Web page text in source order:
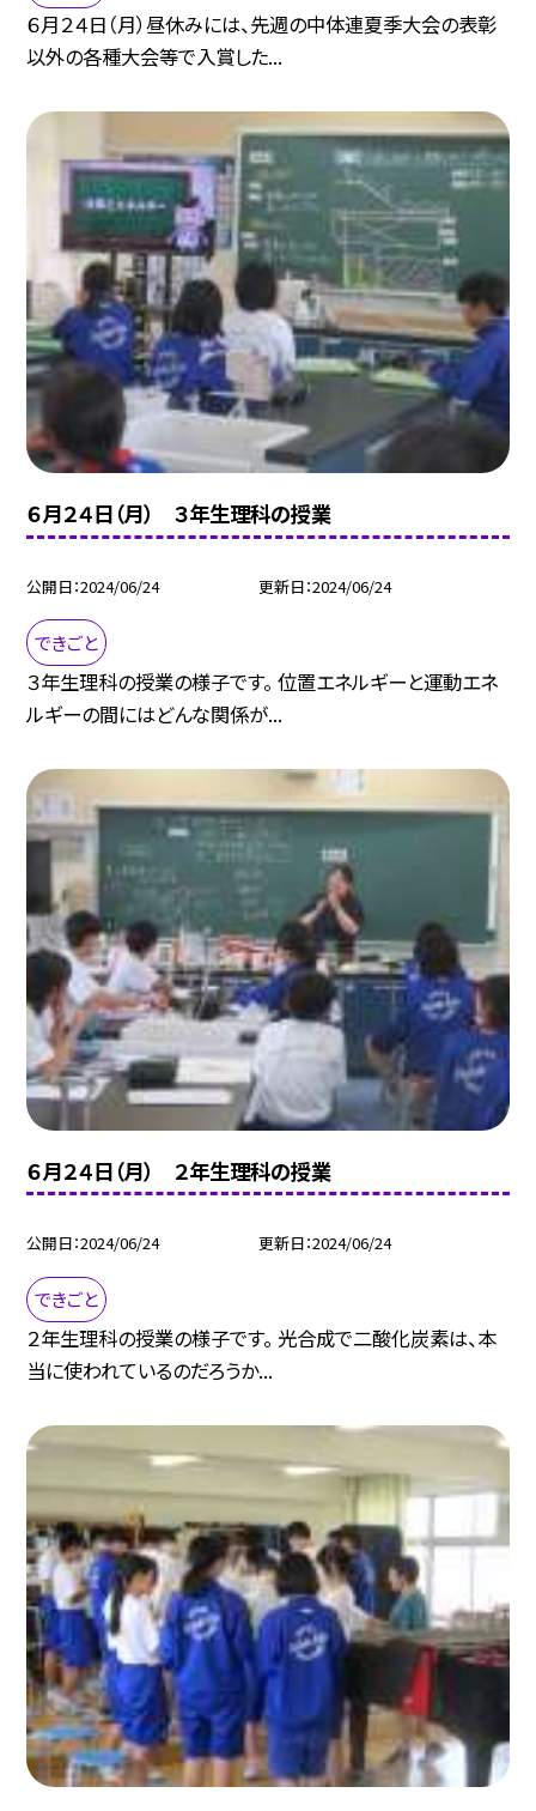
６月２４日（月）昼休みには、先週の中体連夏季大会の表彰
以外の各種大会等で入賞した...
６月２４日（月） ３年生理科の授業
公開日 2024/06/24 更新日 2024/06/24
できごと
３年生理科の授業の様子です。 位置エネルギーと運動エネ
ルギーの間にはどんな関係が...
６月２４日（月） ２年生理科の授業
公開日 2024/06/24 更新日 2024/06/24
できごと
２年生理科の授業の様子です。 光合成で二酸化炭素は、本
当に使われているのだろうか...